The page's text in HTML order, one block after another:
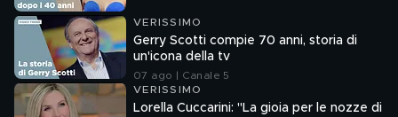
VERISSIMO
Gerry Scotti compie 70 anni, storia di
un'icona della tv
07 ago | Canale 5
VERISSIMO
Lorella Cuccarini: "La gioia per le nozze di